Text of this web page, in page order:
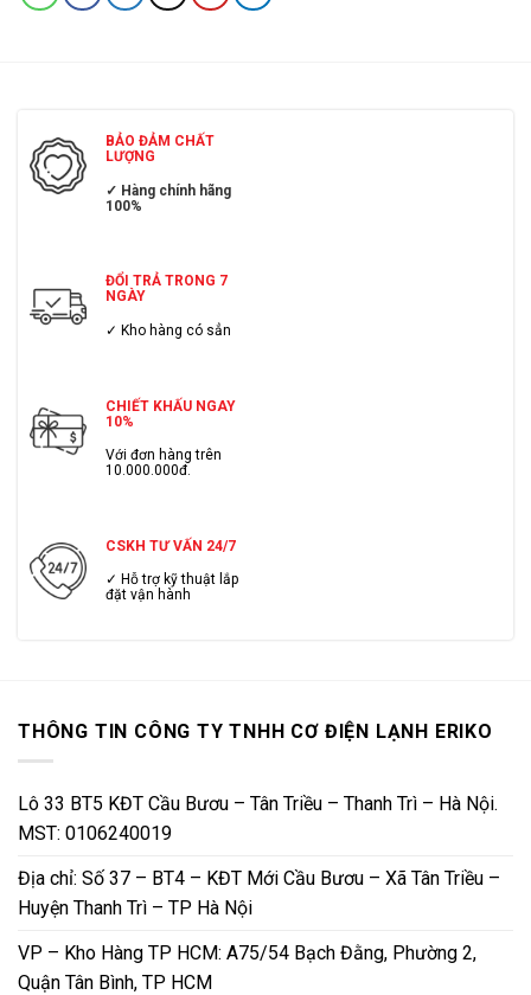
BẢO ĐẢM CHẤT
LƯỢNG
✓ Hàng chính hãng
100%
ĐỔI TRẢ TRONG 7
NGÀY
✓ Kho hàng có sẳn
CHIẾT KHẤU NGAY
10%
Với đơn hàng trên
10.000.000đ.
CSKH TƯ VẤN 24/7
✓ Hỗ trợ kỹ thuật lắp
đặt vận hành
THÔNG TIN CÔNG TY TNHH CƠ ĐIỆN LẠNH ERIKO
Lô 33 BT5 KĐT Cầu Bươu – Tân Triều – Thanh Trì – Hà Nội.
MST: 0106240019
Địa chỉ: Số 37 – BT4 – KĐT Mới Cầu Bươu – Xã Tân Triều –
Huyện Thanh Trì – TP Hà Nội
VP – Kho Hàng TP HCM: A75/54 Bạch Đằng, Phường 2,
Quận Tân Bình, TP HCM